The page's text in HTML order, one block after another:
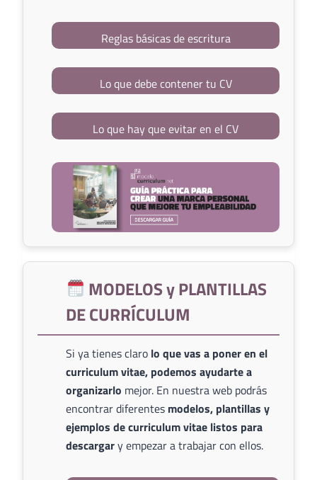
Reglas básicas de escritura
Lo que debe contener tu CV
Lo que hay que evitar en el CV
MODELOS y PLANTILLAS
DE CURRÍCULUM
Si ya tienes claro lo que vas a poner en el
curriculum vitae, podemos ayudarte a
organizarlo mejor. En nuestra web podrás
encontrar diferentes modelos, plantillas y
ejemplos de curriculum vitae listos para
descargary empezar a trabajar con ellos.